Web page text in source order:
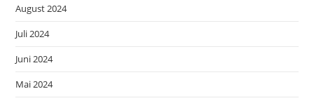
August 2024
Juli 2024
Juni 2024
Mai 2024